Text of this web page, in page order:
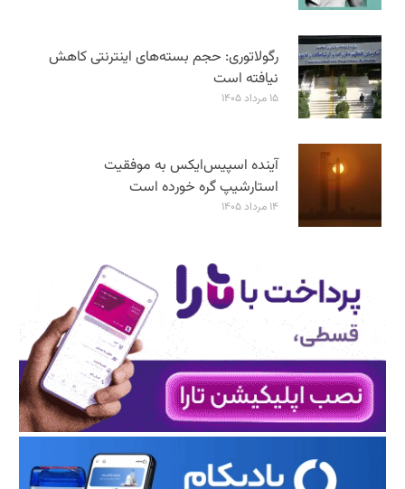
رگولاتوری: حجم بسته‌های اینترنتی کاهش
نیافته است
۱۵ مرداد ۱۴۰۵
آینده اسپیس‌ایکس به موفقیت
استارشیپ گره خورده است
۱۴ مرداد ۱۴۰۵